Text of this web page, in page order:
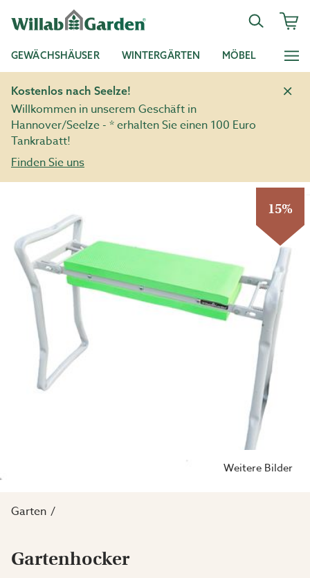
GEWÄCHSHÄUSER WINTERGÄRTEN MÖBEL
Kostenlos nach Seelze!
Willkommen in unserem Geschäft in
Hannover/Seelze - * erhalten Sie einen 100 Euro
Tankrabatt!
Finden Sie uns
Weitere Bilder
15%
Garten
Gartenhocker